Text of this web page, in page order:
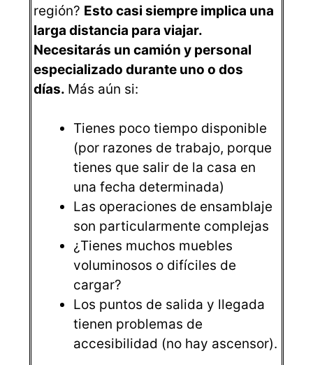
región? Esto casi siempre implica una
larga distancia para viajar.
Necesitarás un camión y personal
especializado durante uno o dos
días. Más aún si:
Tienes poco tiempo disponible
(por razones de trabajo, porque
tienes que salir de la casa en
una fecha determinada)
Las operaciones de ensamblaje
son particularmente complejas
¿Tienes muchos muebles
voluminosos o difíciles de
cargar?
Los puntos de salida y llegada
tienen problemas de
accesibilidad (no hay ascensor).